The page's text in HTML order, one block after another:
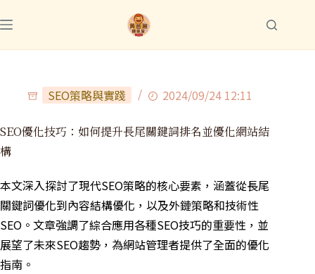
SEO策略與實踐 2024/09/24 12:11
SEO優化技巧：如何提升長尾關鍵詞排名並優化網站結
構
本文深入探討了現代SEO策略的核心要素，涵蓋從長尾
關鍵詞優化到內容結構優化，以及外鏈策略和技術性
SEO。文章強調了綜合應用各種SEO技巧的重要性，並
展望了未來SEO趨勢，為網站管理者提供了全面的優化
指南。